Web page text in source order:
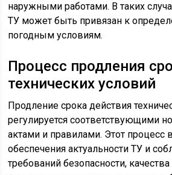
наружными работами. В таких
ТУ может быть привязан к
погодным условиям.
Процесс продления
технических условий
Продление срока действия
регулируется соответствующими
актами и правилами. Этот процесс
обеспечения актуальности ТУ и
требований безопасности, качества